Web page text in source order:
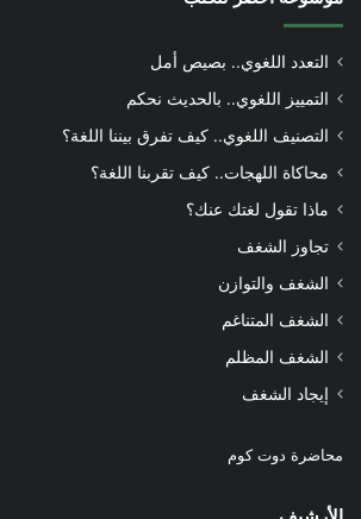
التعدد اللغوي.. بصيص أمل
التمييز اللغوي.. بالحديث نحكم
التصنيف اللغوي.. كيف تفرق بيننا اللغة؟
محاكاة اللهجات.. كيف تقربنا اللغة؟
ماذا تقول لغتك عنك؟
تجاوز الشغف
الشغف والتوازن
الشغف المتناغم
الشغف المظلم
إيجاد الشغف
محاضرة دوت كوم